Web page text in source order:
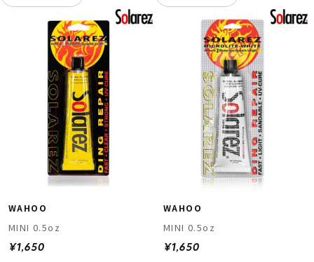
WAHOO
MINI 0.5oz
¥1,650
WAHOO
MINI 0.5oz
¥1,650